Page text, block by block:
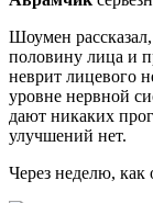
Шоумен
половину лица и
неврит лицевого
уровне нервной
дают никаких
улучшений нет.
Через неделю,